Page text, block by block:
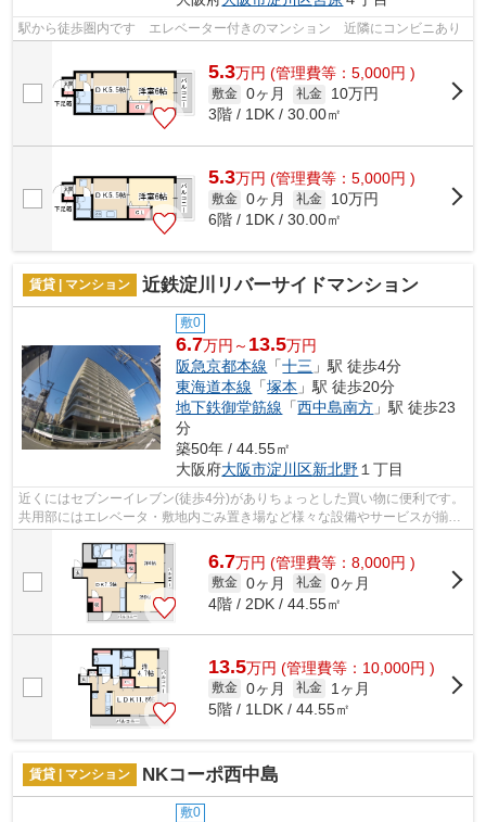
駅から徒歩圏内です エレベーター付きのマンション 近隣にコンビニあり
5.3万円 (管理費等：5,000円 )
敷金 0ヶ月 礼金
10万円
3階 / 1DK / 30.00㎡
5.3万円 (管理費等：5,000円 )
敷金 0ヶ月 礼金
10万円
6階 / 1DK / 30.00㎡
賃貸 | マンション 近鉄淀川リバーサイドマンション
敷0
6.7万円～ 13.5万円
阪急京都本線 「十三 」駅 徒歩4分
東海道本線 「塚本 」駅 徒歩20分
地下鉄御堂筋線 「西中島南方 」駅 徒歩23
分
築50年 / 44.55㎡
大阪府大阪市淀川区新北野１丁目
近くにはセブンーイレブン(徒歩4分)がありちょっとした買い物に便利です。
共用部にはエレベータ・敷地内ごみ置き場など様々な設備やサービスが揃っ
6.7万円 (管理費等：8,000円 )
敷金 0ヶ月 礼金 0ヶ月
4階 / 2DK / 44.55㎡
13.5万円 (管理費等：10,000円 )
敷金 0ヶ月 礼金
1ヶ月
5階 / 1LDK / 44.55㎡
賃貸 | マンション NKコーポ西中島
敷0